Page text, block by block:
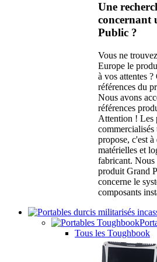
Une
concernant
Public ?
Vous ne
Europe le
à vos attentes
références du
Nous avons
références
Attention ! Les
propose, c'est
matérielles et
fabricant. Nous
produit Grand
concerne le
composants
Tous les Toughbook